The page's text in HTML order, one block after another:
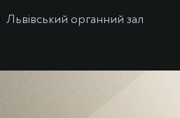
Львівський органний зал